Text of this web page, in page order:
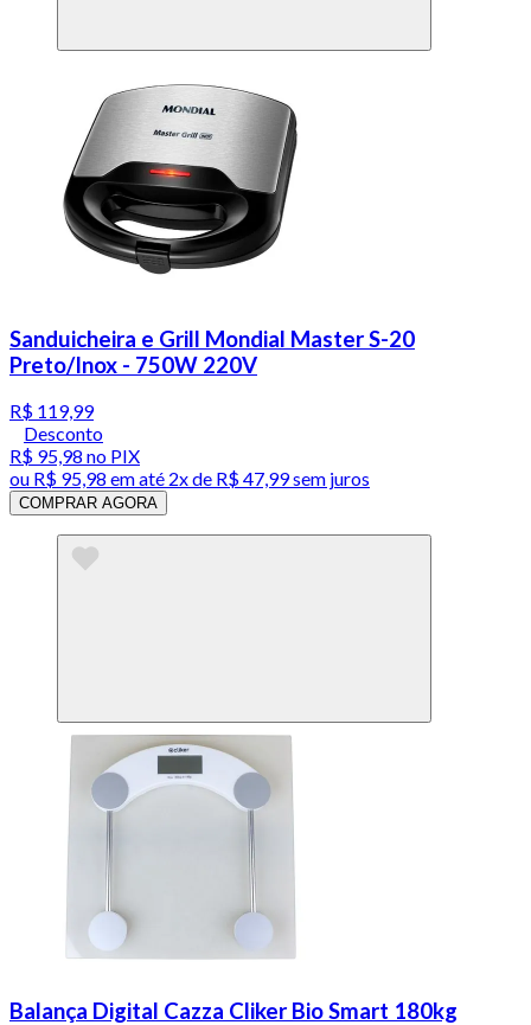
Sanduicheira e Grill Mondial Master S-20
Preto/Inox - 750W 220V
R$ 119,99
Desconto
R$ 95,98 no PIX
ou R$ 95,98 em até 2x de R$ 47,99 sem juros
COMPRAR AGORA
Balança Digital Cazza Cliker Bio Smart 180kg